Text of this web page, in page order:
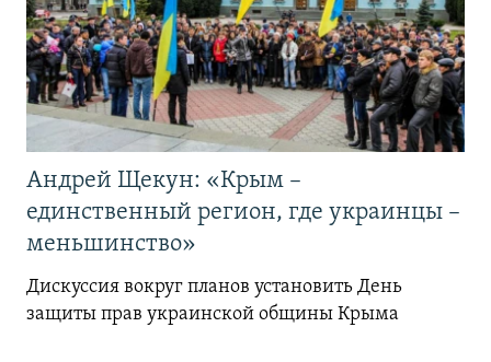
Андрей Щекун: «Крым –
единственный регион, где украинцы –
меньшинство»
Дискуссия вокруг планов установить День
защиты прав украинской общины Крыма